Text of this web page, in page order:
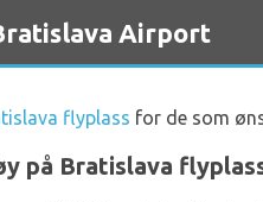
Airport
flyplass for de som
på Bratislava